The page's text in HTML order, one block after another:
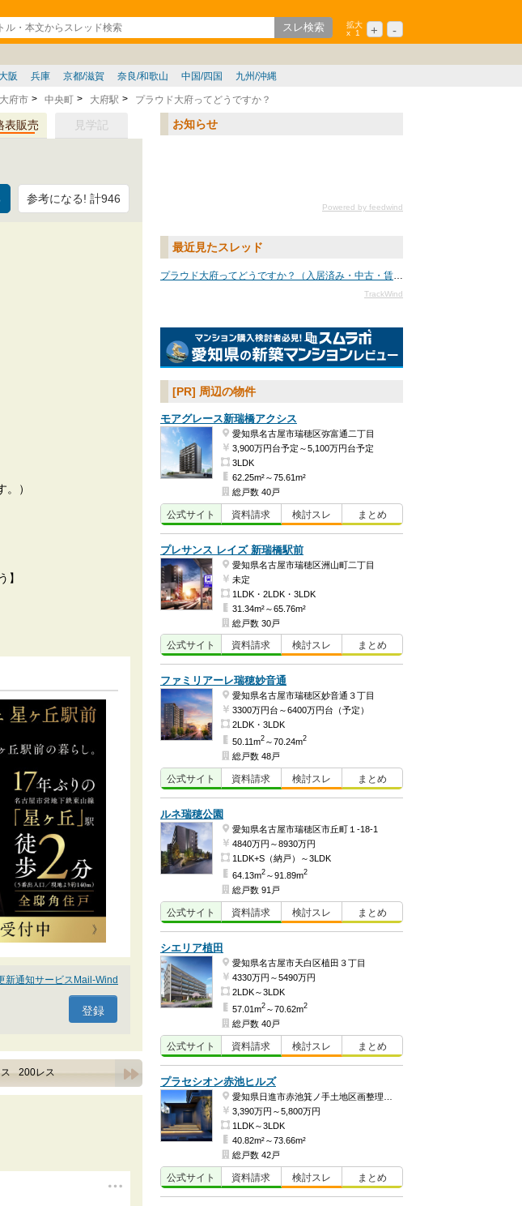
拡大
x
1 + -
阪 兵庫 京都/滋賀 奈良/和歌山 中国/四国 九州/沖縄
大府市 中央町 大府駅 プラウド大府ってどうですか？
表販売 見学記
参考になる! 計946
）
】
新通知サービスMail-Wind
200レス
お知らせ
Powered by feedwind
最近見たスレッド
プラウド大府ってどうですか？（入居済み・中古・賃貸）
TrackWind
[PR] 周辺の物件
モアグレース新瑞橋アクシス
愛知県名古屋市瑞穂区弥富通二丁目
3,900万円台予定～5,100万円台予定
3LDK
62.25m²～75.61m²
総戸数 40戸
公式サイト 資料請求 検討スレ まとめ
プレサンス レイズ 新瑞橋駅前
愛知県名古屋市瑞穂区洲山町二丁目
未定
1LDK・2LDK・3LDK
31.34m²～65.76m²
総戸数 30戸
公式サイト 資料請求 検討スレ まとめ
ファミリアーレ瑞穂妙音通
愛知県名古屋市瑞穂区妙音通３丁目
3300万円台～6400万円台（予定）
2LDK・3LDK
50.11m2 ～70.24m2
総戸数 48戸
公式サイト 資料請求 検討スレ まとめ
ルネ瑞穂公園
愛知県名古屋市瑞穂区市丘町１-18-1
4840万円～8930万円
1LDK+S（納戸）～3LDK
64.13m2 ～91.89m2
総戸数 91戸
公式サイト 資料請求 検討スレ まとめ
シエリア植田
愛知県名古屋市天白区植田３丁目
4330万円～5490万円
2LDK～3LDK
57.01m2 ～70.62m2
総戸数 40戸
公式サイト 資料請求 検討スレ まとめ
プラセシオン赤池ヒルズ
3,390万円～5,800万円
1LDK～3LDK
40.82m²～73.66m²
総戸数 42戸
公式サイト 資料請求 検討スレ まとめ